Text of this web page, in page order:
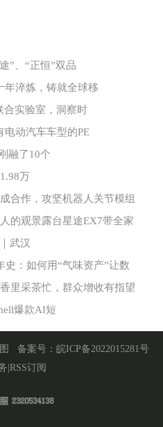
”、“正恒”双品
年淬炼，铸就全球移
合实验室，洞察时
动汽车车型的PE
融了10个
万
合作，攻坚机器人关节模组
的观景露台星途EX7带全家
武汉
史：如何用“气味资产”让数
里采茶忙，群众增收有指望
爆款AI短
备案号： 皖ICP备2022015281号
RSS订阅